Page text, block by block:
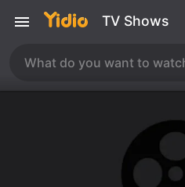
TV Shows